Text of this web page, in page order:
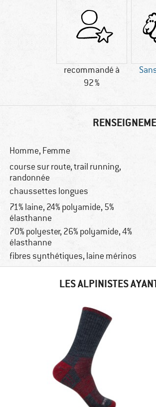
recommandé à
92 %
Homme, Femme
course sur route, trail running,
randonnée
chaussettes longues
71% laine, 24% polyamide, 5%
élasthanne
70% polyester, 26% polyamide, 4%
élasthanne
fibres synthétiques, laine mérinos
LES ALPINISTES